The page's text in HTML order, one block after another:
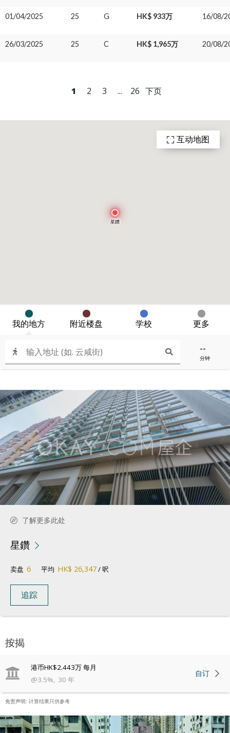
星鑽
--
分钟
我的地方 附近楼盘 学校 更多
互动地图
按揭
港币HK$2.443万每月
@3.5%, 30 年
自订
免责声明: 计算结果只供参考
了解更多此处
星鑽
卖盘 6 平均 HK$ 26,347/ 呎
追踪
01/04/2025 25 G HK$ 933万 16/08/
26/03/2025 25 C HK$ 1,965万 20/08/
1 2 3 ... 26 下页